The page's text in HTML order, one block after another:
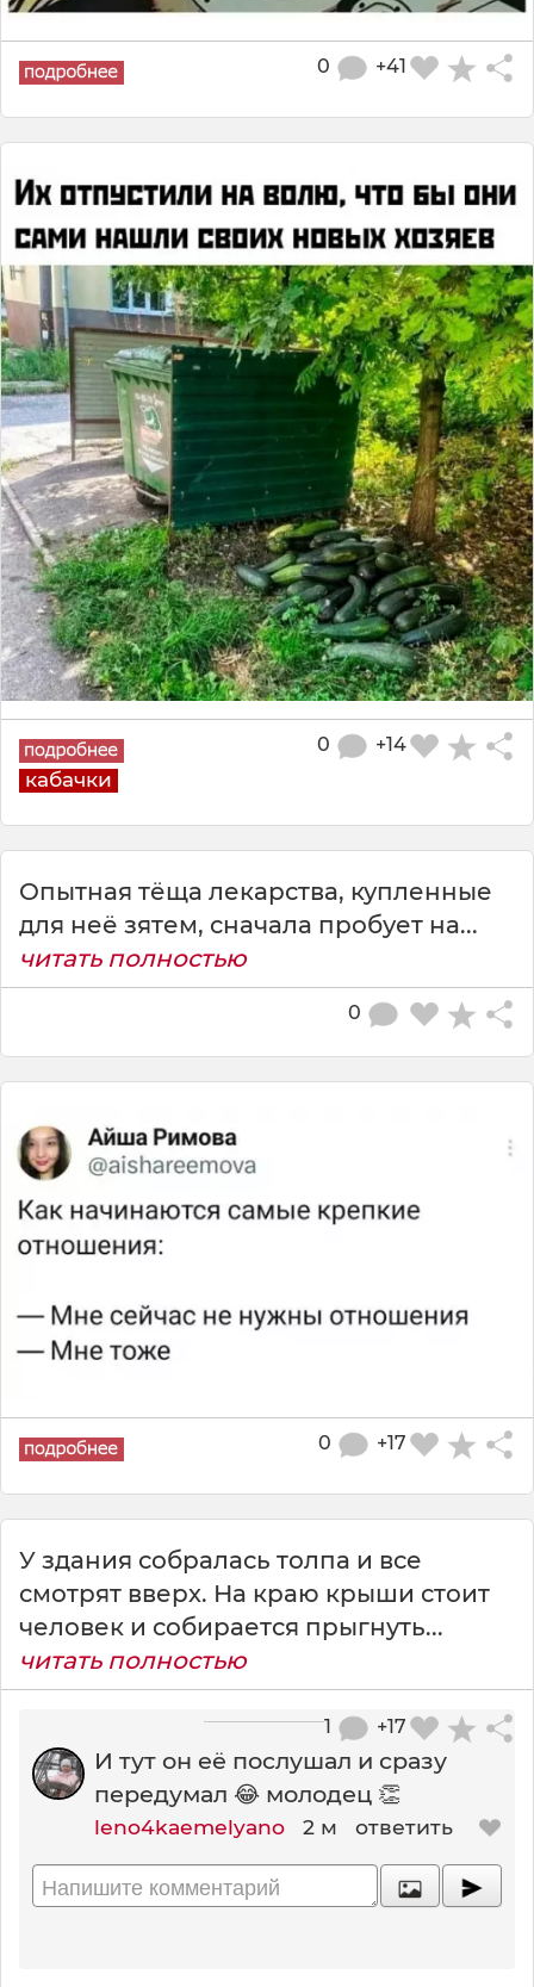
+41
0
кабачки
+14
0
Опытная тёща лекарства, купленные
для неё зятем, сначала пробует на...
читать полностью
0
+17
0
У здания собралась толпа и все
смотрят вверх. На краю крыши стоит
человек и собирается прыгнуть...
читать полностью
+17
1
И тут он её послушал и сразу
передумал 😂 молодец 👏
leno4kaemelyano 2 м ответить